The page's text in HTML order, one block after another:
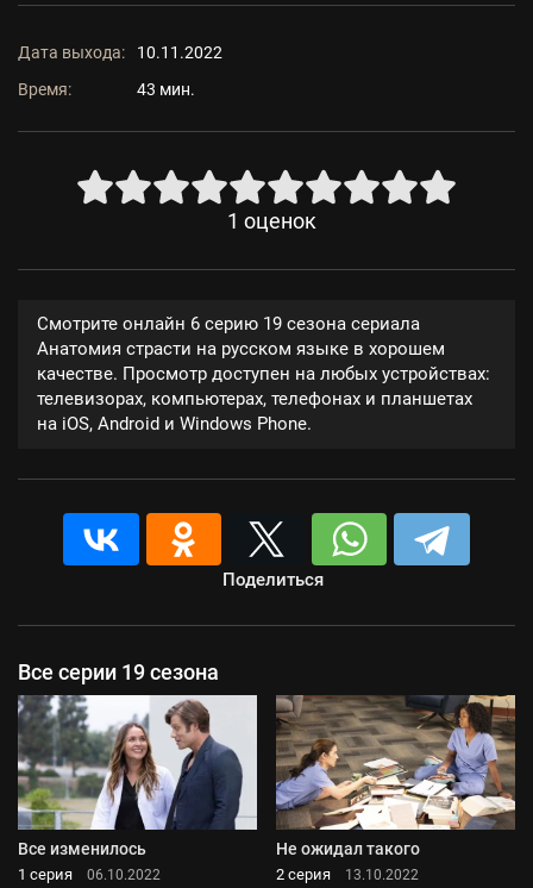
Дата выхода:
10.11.2022
Время:
43 мин.
1 оценок
Смотрите онлайн 6 серию 19 сезона сериала
Анатомия страсти на русском языке в хорошем
качестве. Просмотр доступен на любых устройствах:
телевизорах, компьютерах, телефонах и планшетах
на iOS, Android и Windows Phone.
Поделиться
Все серии 19 сезона
Все изменилось
1 серия 06.10.2022
Не ожидал такого
2 серия 13.10.2022